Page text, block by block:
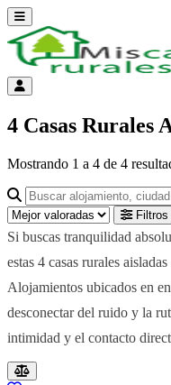
Abrir menú
Menú de cuenta
4 Casas Rurales
Mostrando 1 a 4 de 4
Buscar alojamiento,
Filtros
Si buscas tranquilidad
estas 4 casas rurales
Alojamientos ubicados en
desconectar del ruido y la
intimidad y el contacto
Resultados del